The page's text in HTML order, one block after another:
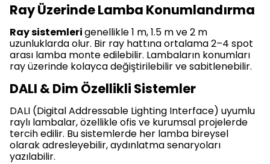
Ray Üzerinde Lamba Konumlandırma
Ray sistemlerigenellikle 1 m, 1.5 m ve 2 m
uzunluklarda olur. Bir ray hattına ortalama 2–4 spot
arası lamba monte edilebilir. Lambaların konumları
ray üzerinde kolayca değiştirilebilir ve sabitlenebilir.
DALI & Dim Özellikli Sistemler
DALI (Digital Addressable Lighting Interface) uyumlu
raylı lambalar, özellikle ofis ve kurumsal projelerde
tercih edilir. Bu sistemlerde her lamba bireysel
olarak adresleyebilir, aydınlatma senaryoları
yazılabilir.